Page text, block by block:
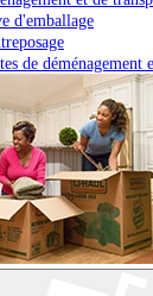
d'emballage
de déménagement